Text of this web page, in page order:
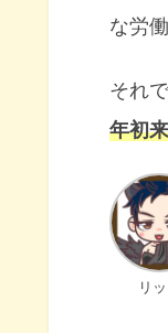
な労
それ
年初
リ